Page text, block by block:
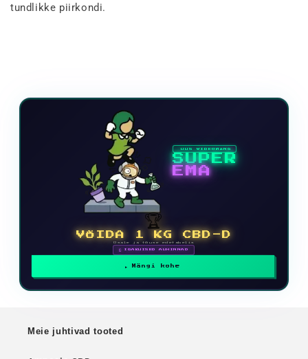
tundlikke piirkondi.
UUS VIDEOMÄNG
SUPER
EMA
🏆
VÕIDA 1 KG CBD-D
Osale ja tõuse edetabelis
🗓 IGAKUISED AUHINNAD
Mängi kohe
Meie juhtivad tooted